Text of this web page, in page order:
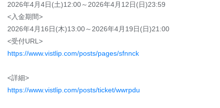
2026年4月4日(土)12:00～2026年4月12日(日)23:59
<入金期間>
2026年4月16日(木)13:00～2026年4月19日(日)21:00
<受付URL>
https://www.vistlip.com/posts/pages/sfnnck
<詳細>
https://www.vistlip.com/posts/ticket/wwrpdu